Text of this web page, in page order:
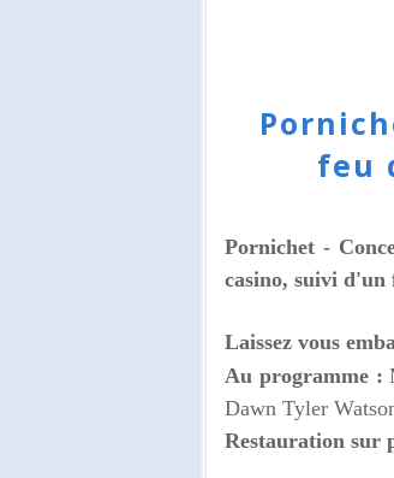
feu
Pornichet -
casino, suivi
Laissez vous
Au programme :
Dawn Tyler
Restauration sur